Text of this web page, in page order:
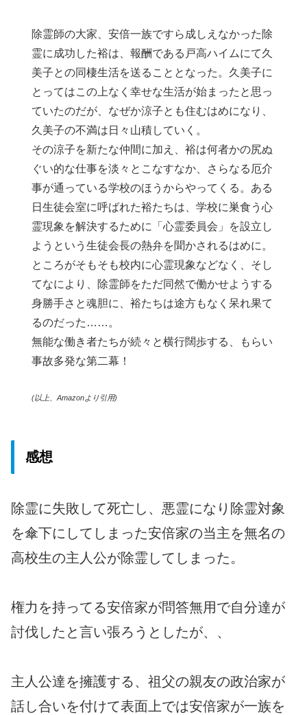
除霊師の大家、安倍一族ですら成しえなかった除
霊に成功した裕は、報酬である戸高ハイムにて久
美子との同棲生活を送ることとなった。久美子に
とってはこの上なく幸せな生活が始まったと思っ
ていたのだが、なぜか涼子とも住むはめになり、
久美子の不満は日々山積していく。
その涼子を新たな仲間に加え、裕は何者かの尻ぬ
ぐい的な仕事を淡々とこなすなか、さらなる厄介
事が通っている学校のほうからやってくる。ある
日生徒会室に呼ばれた裕たちは、学校に巣食う心
霊現象を解決するために「心霊委員会」を設立し
ようという生徒会長の熱弁を聞かされるはめに。
ところがそもそも校内に心霊現象などなく、そし
てなにより、除霊師をただ同然で働かせようする
身勝手さと魂胆に、裕たちは途方もなく呆れ果て
るのだった……。
無能な働き者たちが続々と横行闊歩する、もらい
事故多発な第二幕！
(以上、Amazonより引用)
感想
除霊に失敗して死亡し、悪霊になり除霊対象
を傘下にしてしまった安倍家の当主を無名の
高校生の主人公が除霊してしまった。
権力を持ってる安倍家が問答無用で自分達が
討伐したと言い張ろうとしたが、、
主人公達を擁護する、祖父の親友の政治家が
話し合いを付けて表面上では安倍家が一族を